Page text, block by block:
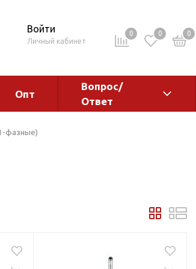
Войти
Личный кабинет
0 0 0
Стабилизаторы
Опт
Вопрос/
Ответ
фазные)